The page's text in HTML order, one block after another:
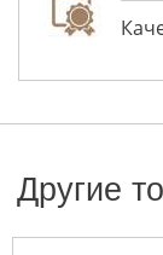
Другие